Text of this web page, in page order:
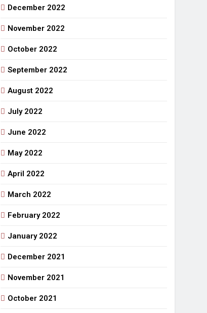
December 2022
November 2022
October 2022
September 2022
August 2022
July 2022
June 2022
May 2022
April 2022
March 2022
February 2022
January 2022
December 2021
November 2021
October 2021